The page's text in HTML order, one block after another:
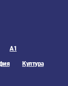
А1
Култура